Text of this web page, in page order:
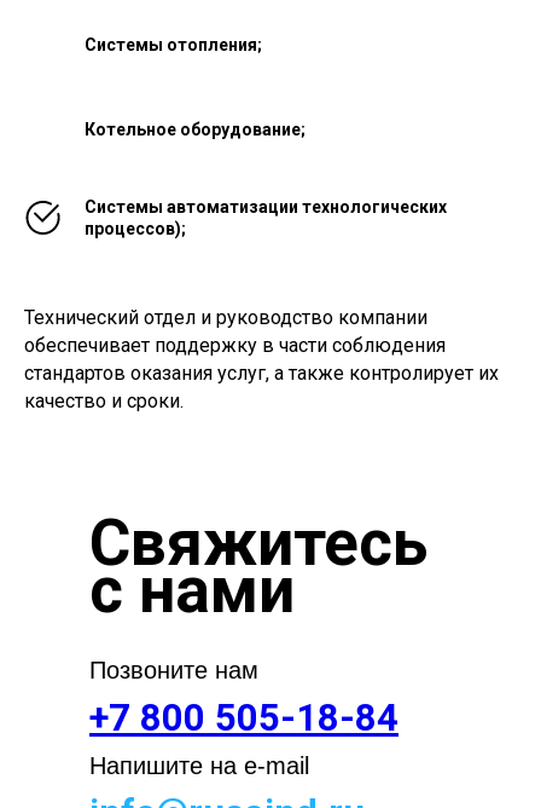
Системы отопления;
Котельное оборудование;
Системы автоматизации технологических
процессов);
Технический отдел и руководство компании
обеспечивает поддержку в части соблюдения
стандартов оказания услуг, а также контролирует их
качество и сроки.
Свяжитесь
с нами
Позвоните нам
+7 800 505-18-84
Напишите на e-mail